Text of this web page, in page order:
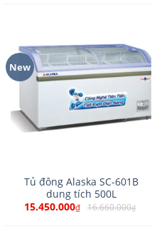
New
Tủ đông Alaska SC-601B
dung tích 500L
15.450.000₫ 16.660.000₫